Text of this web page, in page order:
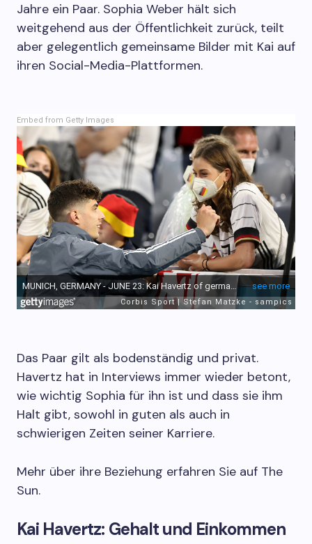
Jahre ein Paar. Sophia Weber hält sich
weitgehend aus der Öffentlichkeit zurück, teilt
aber gelegentlich gemeinsame Bilder mit Kai auf
ihren Social-Media-Plattformen.
Embed from Getty Images
Das Paar gilt als bodenständig und privat.
Havertz hat in Interviews immer wieder betont,
wie wichtig Sophia für ihn ist und dass sie ihm
Halt gibt, sowohl in guten als auch in
schwierigen Zeiten seiner Karriere.
Mehr über ihre Beziehung erfahren Sie auf The
Sun.
Kai Havertz: Gehalt und Einkommen